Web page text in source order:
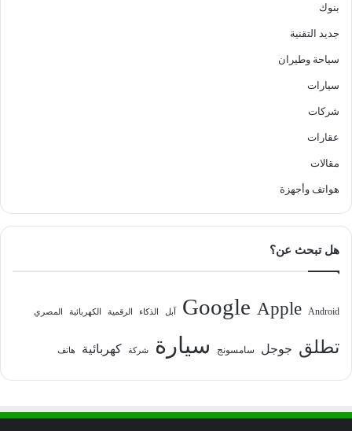
بنوك
جديد التقنية
سياحة وطيران
سيارات
شركات
عقارات
مقالات
هواتف وأجهزة
هل تبحث عن؟
Android
Apple
Google آبل الذكاء الرقمية الكهربائية المصري
تطلق جوجل سامسونج سيارة شركة كهربائية هاتف